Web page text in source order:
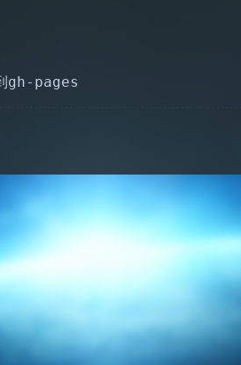
gh-pages